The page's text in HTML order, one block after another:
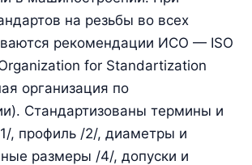
на резьбы во всех
рекомендации ИСО — ISO
for Standartization
организация по
Стандартизованы термины и
, профиль /2/, диаметры и
размеры /4/, допуски и